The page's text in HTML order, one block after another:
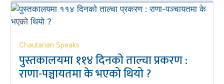
Chautarian Speaks
पुस्तकालयमा ११४ दिनको ताल्चा प्रकरण :
राणा-पञ्चायतमा के भएको थियो ?